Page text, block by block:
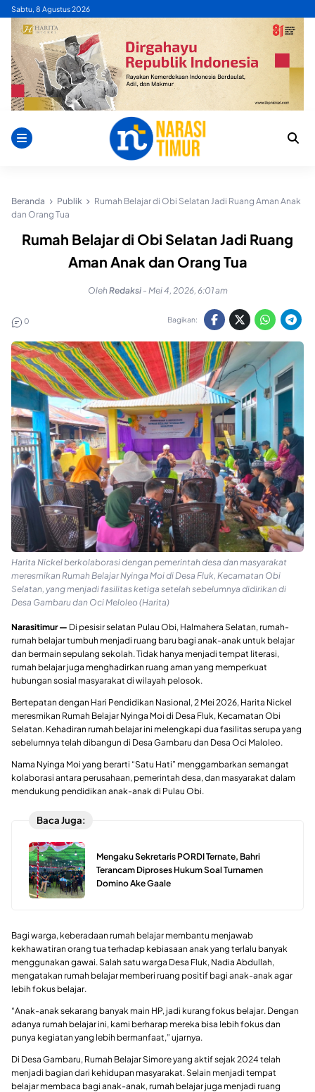
Skip
content
Sabtu, 8 Agustus 2026
Beranda Publik
Rumah Belajar di Obi Selatan Jadi Ruang Aman Anak
dan Orang Tua
Rumah Belajar di Obi Selatan Jadi Ruang
Aman Anak dan Orang Tua
OlehRedaksi - Mei 4, 2026, 6:01 am
0 Bagikan:
Harita Nickel berkolaborasi dengan pemerintah desa dan masyarakat
meresmikan Rumah Belajar Nyinga Moi di Desa Fluk, Kecamatan Obi
Selatan, yang menjadi fasilitas ketiga setelah sebelumnya didirikan di
Desa Gambaru dan Oci Meloleo (Harita)
Narasitimur — Di pesisir selatan Pulau Obi, Halmahera Selatan, rumah-
rumah belajar tumbuh menjadi ruang baru bagi anak-anak untuk belajar
dan bermain sepulang sekolah. Tidak hanya menjadi tempat literasi,
rumah belajar juga menghadirkan ruang aman yang memperkuat
hubungan sosial masyarakat di wilayah pelosok.
Bertepatan dengan Hari Pendidikan Nasional, 2 Mei 2026, Harita Nickel
meresmikan Rumah Belajar Nyinga Moi di Desa Fluk, Kecamatan Obi
Selatan. Kehadiran rumah belajar ini melengkapi dua fasilitas serupa yang
sebelumnya telah dibangun di Desa Gambaru dan Desa Oci Maloleo.
Nama Nyinga Moi yang berarti “Satu Hati” menggambarkan semangat
kolaborasi antara perusahaan, pemerintah desa, dan masyarakat dalam
mendukung pendidikan anak-anak di Pulau Obi.
Baca Juga:
Mengaku Sekretaris PORDI Ternate, Bahri
Terancam Diproses Hukum Soal Turnamen
Domino Ake Gaale
Bagi warga, keberadaan rumah belajar membantu menjawab
kekhawatiran orang tua terhadap kebiasaan anak yang terlalu banyak
menggunakan gawai. Salah satu warga Desa Fluk, Nadia Abdullah,
mengatakan rumah belajar memberi ruang positif bagi anak-anak agar
lebih fokus belajar.
“Anak-anak sekarang banyak main HP, jadi kurang fokus belajar. Dengan
adanya rumah belajar ini, kami berharap mereka bisa lebih fokus dan
punya kegiatan yang lebih bermanfaat,” ujarnya.
Di Desa Gambaru, Rumah Belajar Simore yang aktif sejak 2024 telah
menjadi bagian dari kehidupan masyarakat. Selain menjadi tempat
belajar membaca bagi anak-anak, rumah belajar juga menjadi ruang